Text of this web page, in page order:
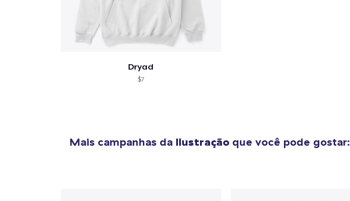
Dryad
$7
Mais campanhas da Ilustração que você pode gostar: